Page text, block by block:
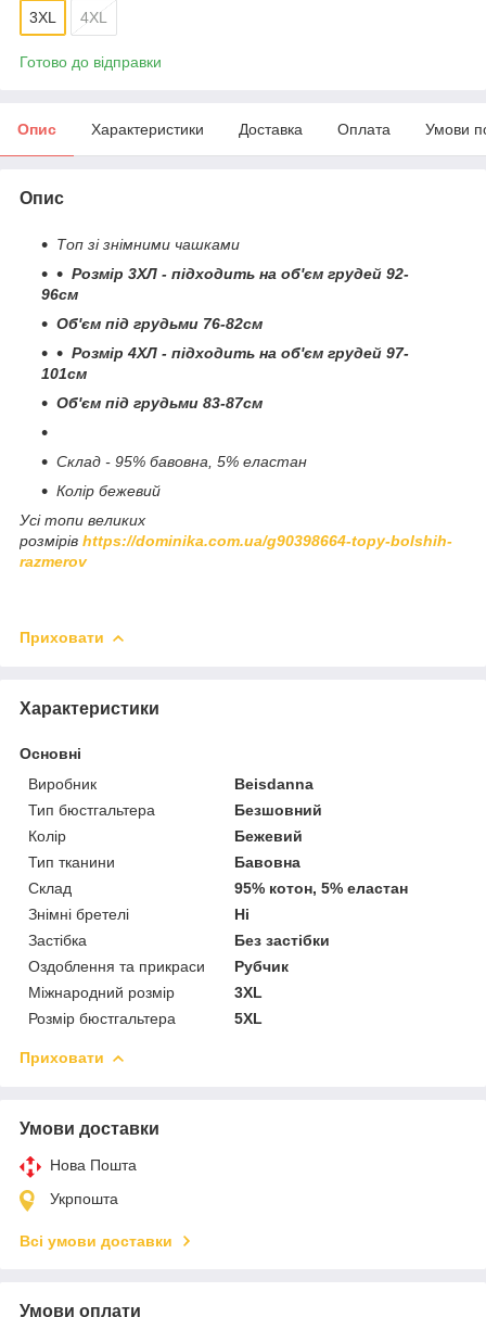
3XL 4XL
Готово до відправки
Опис Характеристики Доставка Оплата Умови
Опис
Топ зі знімними чашками
Розмір 3ХЛ - підходить на об'єм грудей 92-
96см
Об'єм під грудьми 76-82см
Розмір 4ХЛ - підходить на об'єм грудей 97-
101см
Об'єм під грудьми 83-87см
Склад - 95% бавовна, 5% еластан
Колір бежевий
Усі топи великих
розмірів https://dominika.com.ua/g90398664-topy-bolshih-
razmerov
Приховати
Характеристики
Основні
Виробник
Beisdanna
Тип бюстгальтера
Безшовний
Колір
Бежевий
Тип тканини
Бавовна
Склад
95% котон, 5% еластан
Знімні бретелі
Ні
Застібка
Без застібки
Оздоблення та прикраси
Рубчик
Міжнародний розмір
3XL
Розмір бюстгальтера
5XL
Приховати
Умови доставки
Нова Пошта
Укрпошта
Всі умови доставки
Умови оплати